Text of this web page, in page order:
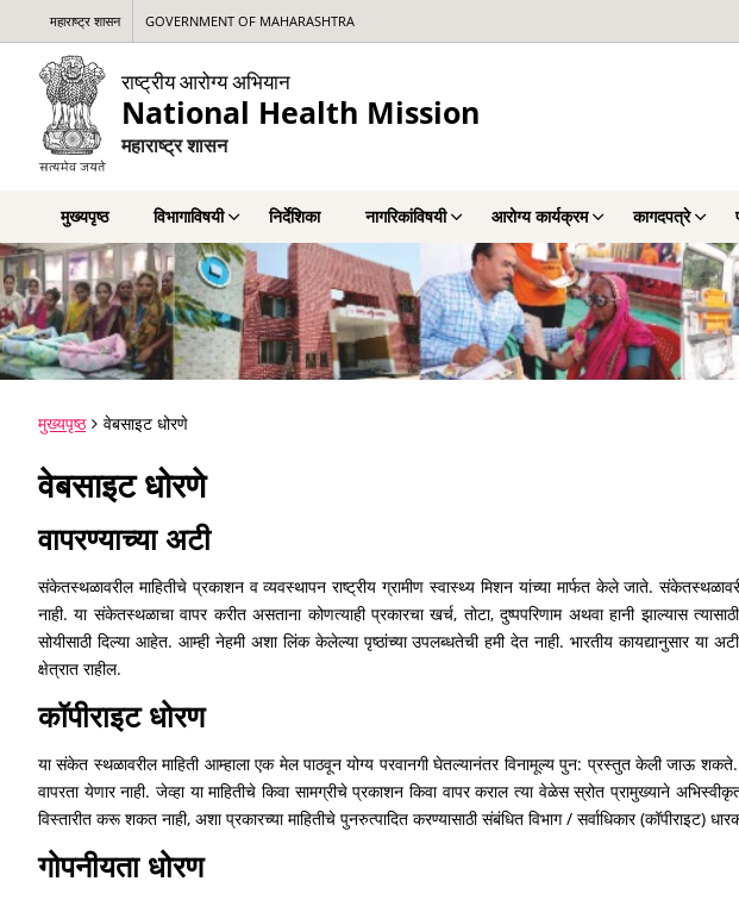
महाराष्ट्र शासन GOVERNMENT OF MAHARASHTRA
राष्ट्रीय आरोग्य अभियान
National Health Mission
महाराष्ट्र शासन
मुख्यपृष्ठ विभागाविषयी निर्देशिका नागरिकांविषयी आरोग्य कार्यक्रम कागदपत्रे
मुख्यपृष्ठ वेबसाइट धोरणे
वेबसाइट धोरणे
वापरण्याच्या अटी
संकेतस्थळावरील माहितीचे प्रकाशन व व्यवस्थापन राष्ट्रीय ग्रामीण स्वास्थ्य मिशन यांच्या मार्फत केले जाते.
नाही. या संकेतस्थळाचा वापर करीत असताना कोणत्याही प्रकारचा खर्च, तोटा, दुष्पपरिणाम अथवा हानी झाल्यास
सोयीसाठी दिल्या आहेत. आम्ही नेहमी अशा लिंक केलेल्या पृष्ठांच्या उपलब्धतेची हमी देत नाही. भारतीय कायद्यानुसार या
क्षेत्रात राहील.
कॉपीराइट धोरण
या संकेत स्थळावरील माहिती आम्हाला एक मेल पाठवून योग्य परवानगी घेतल्यानंतर विनामूल्य पुन: प्रस्तुत केली जाऊ
वापरता येणार नाही. जेव्हा या माहितीचे किवा सामग्रीचे प्रकाशन किवा वापर कराल त्या वेळेस स्रोत प्रामुख्याने
विस्तारीत करू शकत नाही, अशा प्रकारच्या माहितीचे पुनरुत्पादित करण्यासाठी संबंधित विभाग / सर्वाधिकार (कॉपीराइट)
गोपनीयता धोरण